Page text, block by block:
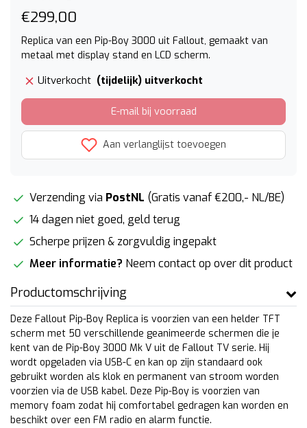
€299,00
Replica van een Pip-Boy 3000 uit Fallout, gemaakt van
metaal met display stand en LCD scherm.
Uitverkocht (tijdelijk) uitverkocht
E-mail bij voorraad
Aan verlanglijst toevoegen
Verzending via PostNL (Gratis vanaf €200,- NL/BE)
14 dagen niet goed, geld terug
Scherpe prijzen & zorgvuldig ingepakt
Meer informatie? Neem contact op over dit product
Productomschrijving
Deze Fallout Pip-Boy Replica is voorzien van een helder TFT
scherm met 50 verschillende geanimeerde schermen die je
kent van de Pip-Boy 3000 Mk V uit de Fallout TV serie. Hij
wordt opgeladen via USB-C en kan op zijn standaard ook
gebruikt worden als klok en permanent van stroom worden
voorzien via de USB kabel. Deze Pip-Boy is voorzien van
memory foam zodat hij comfortabel gedragen kan worden en
beschikt over een FM radio en alarm functie.